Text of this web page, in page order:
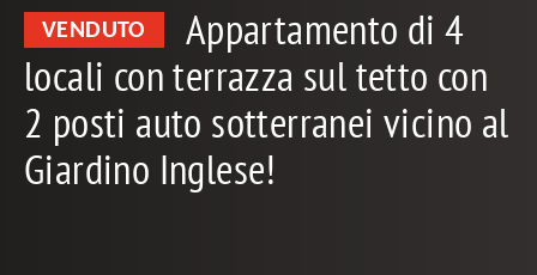
CN
VENDUTO
Appartamento di 4
locali con terrazza sul tetto con
2 posti auto sotterranei vicino al
Giardino Inglese!